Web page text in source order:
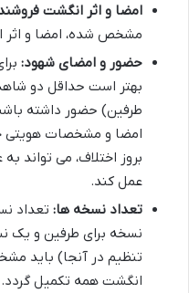
امضا و اثر انگشت
مشخص شده، امضا و اثر
حضور و امضای شهود:
بهتر است حداقل دو
طرفین) حضور داشته
امضا و مشخصات هویتی
بروز اختلاف، می تواند
عمل کند.
تعداد نسخه ها: تعداد
نسخه برای طرفین و یک
تنظیم در آنجا) باید
انگشت همه تکمیل گردد.